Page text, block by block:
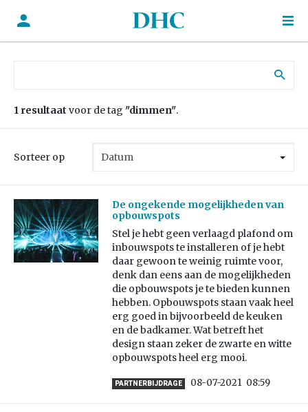
1 resultaat voor de tag "dimmen".
Sorteer op
De ongekende mogelijkheden van
opbouwspots
Stel je hebt geen verlaagd plafond om
inbouwspots te installeren of je hebt
daar gewoon te weinig ruimte voor,
denk dan eens aan de mogelijkheden
die opbouwspots je te bieden kunnen
hebben. Opbouwspots staan vaak heel
erg goed in bijvoorbeeld de keuken
en de badkamer. Wat betreft het
design staan zeker de zwarte en witte
opbouwspots heel erg mooi.
PARTNERBIJDRAGE 08-07-2021 08:59